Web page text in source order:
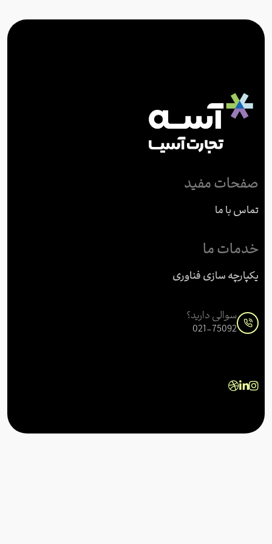
صفحات مفید
تماس با ما
خدمات ما
یکپارچه سازی فناوری
سوالی دارید؟
021-75092